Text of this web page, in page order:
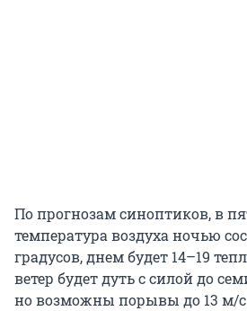
По прогнозам синоптиков, в
температура воздуха ночью
градусов, днем будет 14–19
ветер будет дуть с силой до
но возможны порывы до 13 м/